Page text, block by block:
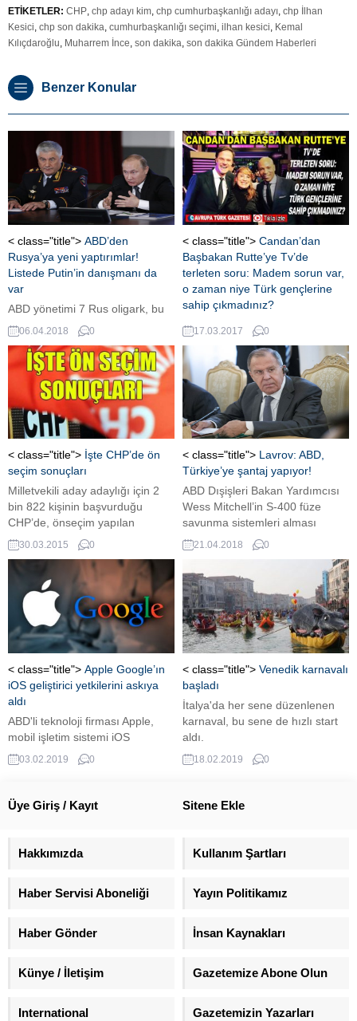
ETİKETLER: CHP, chp adayı kim, chp cumhurbaşkanlığı adayı, chp İlhan
Kesici, chp son dakika, cumhurbaşkanlığı seçimi, ilhan kesici, Kemal
Kılıçdaroğlu, Muharrem İnce, son dakika, son dakika Gündem Haberleri
Benzer Konular
< class="title"> ABD’den
Rusya’ya yeni yaptırımlar!
Listede Putin’in danışmanı da
var
ABD yönetimi 7 Rus oligark, bu
kişilerin kontrol ettiği 12 şirket,
17 üst düzey Rus hükümet
yetkilisi, Rus devletine ait bir
silah ticaret şirketi ve ona bağlı
bir bankayı yaptırımlar listesine
dahil etti.
06.04.2018 0
< class="title"> Candan’dan
Başbakan Rutte’ye Tv’de
terleten soru: Madem sorun var,
o zaman niye Türk gençlerine
sahip çıkmadınız?
Hollanda Başbakanı Mark
Rutte'nin de konuk olduğu RTL
Late Night programına katılan
halkla ilişkiler uzmanı ve yazar
Yeşim Candan Hollanda-Türkiye
krizini değerlendirdi.
17.03.2017 0
< class="title"> İşte CHP’de ön
seçim sonuçları
Milletvekili aday adaylığı için 2
bin 822 kişinin başvurduğu
CHP’de, önseçim yapılan
kentlerde resmi olmayan
sonuçlara göre sıralama belli
oldu. İzmir'den ön seçime giren
Genel Başkan Kemal
Kılıçdaroğlu büyük fark attı.
30.03.2015 0
< class="title"> Lavrov: ABD,
Türkiye’ye şantaj yapıyor!
ABD Dışişleri Bakan Yardımcısı
Wess Mitchell’in S-400 füze
savunma sistemleri alması
durumunda Türkiye’ye yaptırım
uygulanabileceği açıklamasına
Rusya Dışişleri Bakanı Sergey
Lavrov’dan ‘şantaj’ yorumu geldi
ABD Dışişleri Bakan Yardımcısı
Wess Mitchell, Türkiye ve Rusya
arasında Suriye kriziyle bağlantılı
olarak yapılan askeri
anlaşmaların endişe verici
olduğunu açıkladı. Bakanlık,
Rusya’dan S-400 füze...
21.04.2018 0
< class="title"> Apple Google’ın
iOS geliştirici yetkilerini askıya
aldı
ABD'li teknoloji firması Apple,
mobil işletim sistemi iOS
üzerindeki bazı kurumsal mobil
uygulamaların dağıtımı ve
kuralları ihlal ettiği gerekçesiyle
03.02.2019 0
< class="title"> Venedik karnavalı
başladı
İtalya'da her sene düzenlenen
karnaval, bu sene de hızlı start
aldı.
18.02.2019 0
Üye Giriş / Kayıt Sitene Ekle
Hakkımızda Kullanım Şartları
Haber Servisi Aboneliği Yayın Politikamız
Haber Gönder İnsan Kaynakları
Künye / İletişim Gazetemize Abone Olun
International Gazetemizin Yazarları